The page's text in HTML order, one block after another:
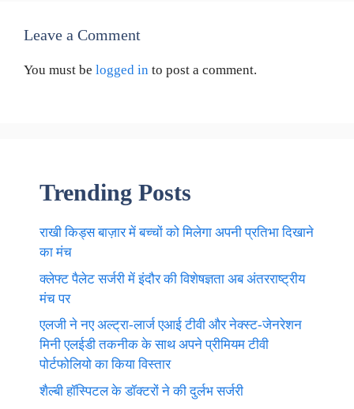
Leave a Comment
You must be logged in to post a comment.
Trending Posts
राखी किड्स बाज़ार में बच्चों को मिलेगा अपनी प्रतिभा दिखाने
का मंच
क्लेफ्ट पैलेट सर्जरी में इंदौर की विशेषज्ञता अब अंतरराष्ट्रीय
मंच पर
एलजी ने नए अल्ट्रा-लार्ज एआई टीवी और नेक्स्ट-जेनरेशन
मिनी एलईडी तकनीक के साथ अपने प्रीमियम टीवी
पोर्टफोलियो का किया विस्तार
शैल्बी हॉस्पिटल के डॉक्टरों ने की दुर्लभ सर्जरी